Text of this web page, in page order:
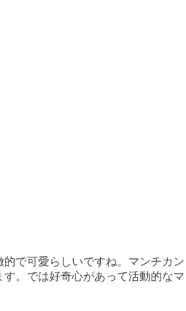
で可愛らしいですね。マンチカ
。では好奇心があって活動的な